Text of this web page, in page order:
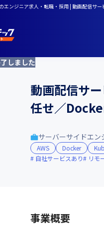
エンジニア求人・転職・採用 | 動画配信サ
しました
動画配信サ
任せ／
サーバーサイドエン
AWS Docker
自社サービスあり
リモ
事業概要